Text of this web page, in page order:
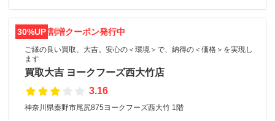
30%UP割増クーポン発行中
ご縁の良い買取、大吉。安心の＜環境＞で、納得の＜価格＞を実現し
ます
買取大吉 ヨークフーズ西大竹店
3.16
神奈川県秦野市尾尻875ヨークフーズ西大竹 1階